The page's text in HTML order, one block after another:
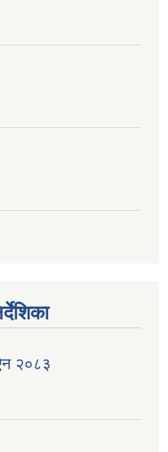
२०८३